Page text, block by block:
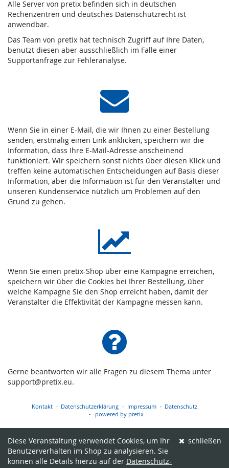
Alle Server von pretix befinden sich in deutschen
Rechenzentren und deutsches Datenschutzrecht ist
anwendbar.
Das Team von pretix hat technisch Zugriff auf Ihre Daten,
benutzt diesen aber ausschließlich im Falle einer
Supportanfrage zur Fehleranalyse.
Wenn Sie in einer E-Mail, die wir Ihnen zu einer Bestellung
senden, erstmalig einen Link anklicken, speichern wir die
Information, dass Ihre E-Mail-Adresse anscheinend
funktioniert. Wir speichern sonst nichts über diesen Klick und
treffen keine automatischen Entscheidungen auf Basis dieser
Information, aber die Information ist für den Veranstalter und
unseren Kundenservice nützlich um Problemen auf den
Grund zu gehen.
Wenn Sie einen pretix-Shop über eine Kampagne erreichen,
speichern wir über die Cookies bei Ihrer Bestellung, über
welche Kampagne Sie den Shop erreicht haben, damit der
Veranstalter die Effektivität der Kampagne messen kann.
Gerne beantworten wir alle Fragen zu diesem Thema unter
support@pretix.eu.
Kontakt Datenschutzerklärung Impressum
Datenschutz
powered by pretix
schließen
Diese Veranstaltung verwendet Cookies, um Ihr
Benutzerverhalten im Shop zu analysieren. Sie
können alle Details hierzu auf der Datenschutz-